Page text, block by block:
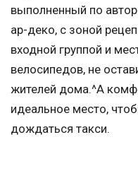
выполненный по
ар-деко, с зоной
входной группой и
велосипедов, не
жителей дома.^А
идеальное место,
дождаться такси.